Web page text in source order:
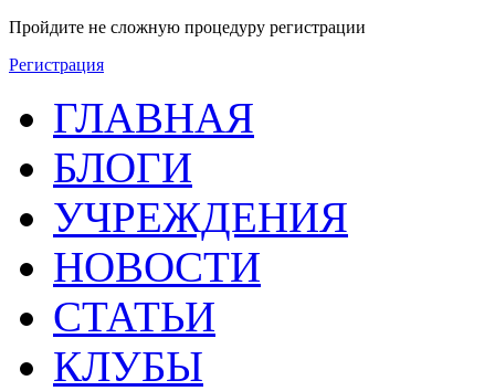
Пройдите не сложную процедуру регистрации
Регистрация
ГЛАВНАЯ
БЛОГИ
УЧРЕЖДЕНИЯ
НОВОСТИ
СТАТЬИ
КЛУБЫ